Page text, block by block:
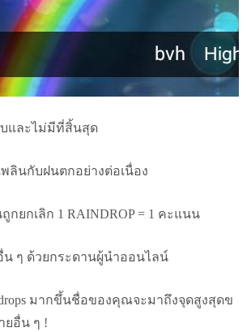
บและไม่มีที่สิ้นสุด
พลินกับฝนตกอย่างต่อเนื่อง
กยกเลิก 1 RAINDROP = 1 คะแนน
ๆ ด้วยกระดานผู้นำออนไลน์
มากขึ้นชื่อของคุณจะมาถึงจุดสูงสุดข
ยอื่น ๆ !